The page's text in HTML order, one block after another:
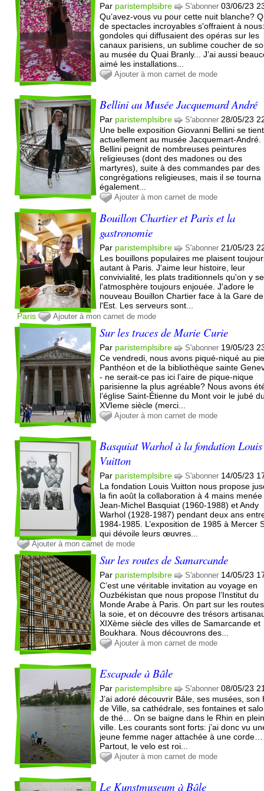
Par paristemplsibre S'abonner 03/06/23
Qu’avez-vous vu pour cette nuit blanche?
de spectacles incroyables s'offraient à
gondoles qui diffusaient des opéras sur les
canaux parisiens, un sublime coucher de
au musée du Quai Branly... J’ai aussi
aimé les installations...
Ajouter à mon carnet de mode
Bellini au Musée Jacquemard André
Par paristemplsibre S'abonner 28/05/23
Une belle exposition Giovanni Bellini se tient
actuellement au musée Jacquemart-André.
Bellini peignit de nombreuses peintures
religieuses (dont des madones ou des
martyres), suite à des commandes par des
congrégations religieuses, mais il se tourna
également...
Ajouter à mon carnet de mode
Bouillon Chartier et Paris et la
gastronomie
Par paristemplsibre S'abonner 21/05/23
Les bouillons populaires me plaisent
autant à Paris. J'aime leur histoire, leur
convivialité, les plats traditionnels qu'on y
l'atmosphère toujours enjouée. J'adore le
nouveau Bouillon Chartier face à la Gare de
l'Est. Les serveurs sont...
Paris
Ajouter à mon carnet de mode
Sur les traces de Marie Curie
Par paristemplsibre S'abonner 19/05/23
Ce vendredi, nous avons piqué-niqué au
Panthéon et de la bibliothèque sainte
- ne serait-ce pas ici l’aire de pique-nique
parisienne la plus agréable? Nous avons
l’église Saint-Étienne du Mont voir le jubé
XVIeme siècle (merci...
Ajouter à mon carnet de mode
Basquiat Warhol à la fondation Louis
Vuitton
Par paristemplsibre S'abonner 14/05/23
La fondation Louis Vuitton nous propose
la fin août la collaboration à 4 mains
Jean-Michel Basquiat (1960-1988) et Andy
Warhol (1928-1987) pendant deux ans
1984-1985. L’exposition de 1985 à Mercer
qui dévoile leurs œuvres...
Ajouter à mon carnet de mode
Sur les routes de Samarcande
Par paristemplsibre S'abonner 14/05/23
C’est une véritable invitation au voyage en
Ouzbékistan que nous propose l’Institut du
Monde Arabe à Paris. On part sur les
la soie, et on découvre des trésors
XIXème siècle des villes de Samarcande et
Boukhara. Nous découvrons des...
Ajouter à mon carnet de mode
Escapade à Bâle
Par paristemplsibre S'abonner 08/05/23
J’ai adoré découvrir Bâle, ses musées, son
de Ville, sa cathédrale, ses fontaines et
de thé… On se baigne dans le Rhin en
ville. Les courants sont forts: j’ai donc vu
jeune femme nager attachée à une corde…
Partout, le velo est roi...
Ajouter à mon carnet de mode
Le Kunstmuseum à Bâle